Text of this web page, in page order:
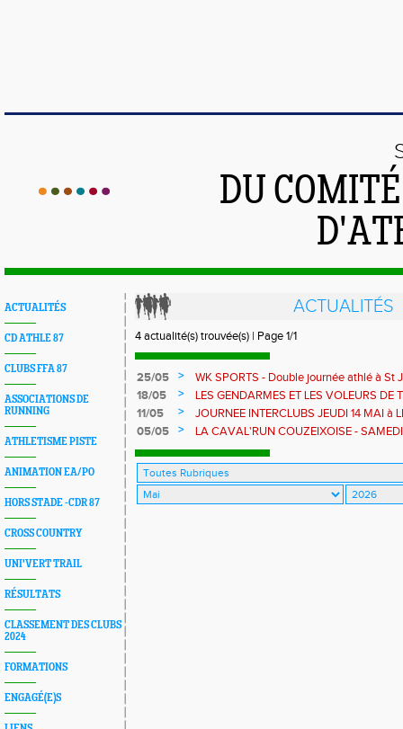
DU
ACTUALITÉS
CD ATHLE 87
CLUBS FFA 87
ASSOCIATIONS DE
RUNNING
ATHLETISME PISTE
ANIMATION EA/PO
HORS STADE -CDR 87
CROSS COUNTRY
UNI'VERT TRAIL
RÉSULTATS
CLASSEMENT DES CLUBS
2024
FORMATIONS
ENGAGÉ(E)S
ACTUALITÉS
4 actualité(s) trouvée(s) | Page 1/1
25/05 >
WK SPORTS - Double journée athlé à St
stade
18/05 >
LES GENDARMES ET LES VOLEURS
11/05
>
JOURNEE INTERCLUBS JEUDI 14 MAI à
05/05
> LA CAVAL'RUN COUZEIXOISE -